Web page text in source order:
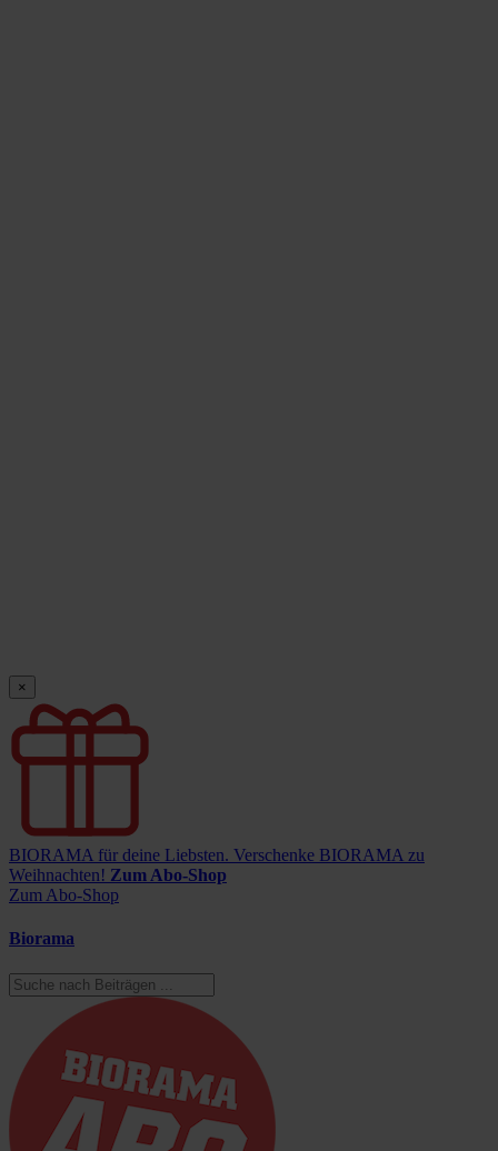
×
BIORAMA für deine Liebsten. Verschenke BIORAMA zu
Weihnachten! Zum Abo-Shop
Zum Abo-Shop
Biorama